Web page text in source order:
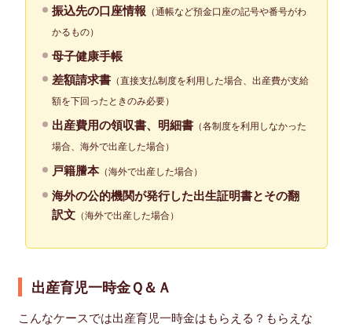
振込先の口座情報（通帳など預金口座の記号や番号がわ
かるもの）
母子健康手帳
差額請求書（直接支払制度を利用した場合、出産費が支給
額を下回ったときのみ必要）
出産費用の領収書、明細書（各制度を利用しなかった
場合、海外で出産した場合）
戸籍謄本（海外で出産した場合）
海外の公的機関が発行した出生証明書とその翻
訳文（海外で出産した場合）
出産育児一時金Ｑ＆Ａ
こんなケースでは出産育児一時金はもらえる？もらえな